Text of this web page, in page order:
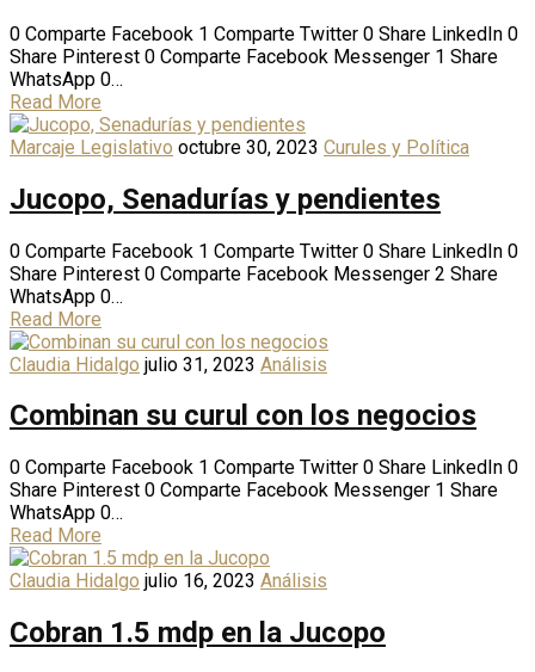
0 Comparte Facebook 1 Comparte Twitter 0 Share LinkedIn 0
Share Pinterest 0 Comparte Facebook Messenger 1 Share
WhatsApp 0…
Read More
Marcaje Legislativo octubre 30, 2023 Curules y Política
Jucopo, Senadurías y pendientes
0 Comparte Facebook 1 Comparte Twitter 0 Share LinkedIn 0
Share Pinterest 0 Comparte Facebook Messenger 2 Share
WhatsApp 0…
Read More
Claudia Hidalgo julio 31, 2023 Análisis
Combinan su curul con los negocios
0 Comparte Facebook 1 Comparte Twitter 0 Share LinkedIn 0
Share Pinterest 0 Comparte Facebook Messenger 1 Share
WhatsApp 0…
Read More
Claudia Hidalgo julio 16, 2023 Análisis
Cobran 1.5 mdp en la Jucopo